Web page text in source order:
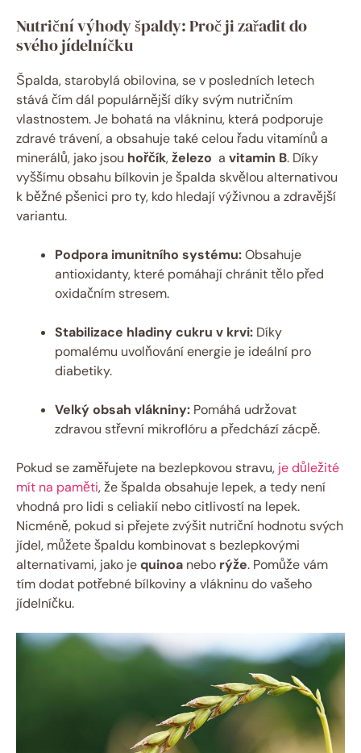
Nutriční výhody špaldy: Proč ji zařadit do
svého jídelníčku
Špalda, starobylá obilovina, se v posledních letech
stává čím⁤ dál⁢ populárnější díky svým nutričním
vlastnostem. Je bohatá‍ na vlákninu, která podporuje
zdravé⁢ trávení, a obsahuje také ‌celou řadu‌ vitamínů a
minerálů, jako ⁣jsou hořčík,železo ⁤ a vitamin‍ B. Díky
vyššímu obsahu bílkovin⁢ je špalda skvělou alternativou
k běžné pšenici pro ty, kdo hledají výživnou a zdravější
variantu.
Podpora imunitního systému:Obsahuje
antioxidanty, které pomáhají chránit tělo před
oxidačním stresem.
Stabilizace ​hladiny cukru v krvi: Díky
pomalému uvolňování energie je ideální ⁣pro
diabetiky.
Velký obsah vlákniny: Pomáhá udržovat
zdravou střevní mikroflóru a​ předchází zácpě.
Pokud se zaměřujete ⁢na bezlepkovou stravu, je důležité
mít na paměti, že ⁣špalda obsahuje lepek, ‌a tedy není
vhodná pro lidi s celiakií nebo citlivostí na​ lepek.
Nicméně, pokud si přejete zvýšit nutriční hodnotu svých
jídel, můžete‍ špaldu kombinovat s bezlepkovými
alternativami, jako jequinoa nebo rýže.‍ Pomůže vám
tím⁤ dodat potřebné ⁣bílkoviny a vlákninu do vašeho​
jídelníčku.